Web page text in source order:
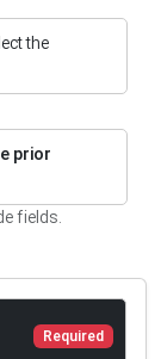
the
prior
fields.
Required